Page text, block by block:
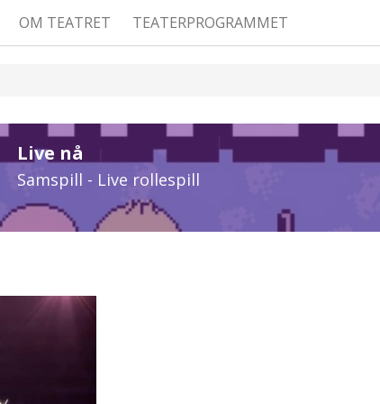
OM TEATRET TEATERPROGRAMMET